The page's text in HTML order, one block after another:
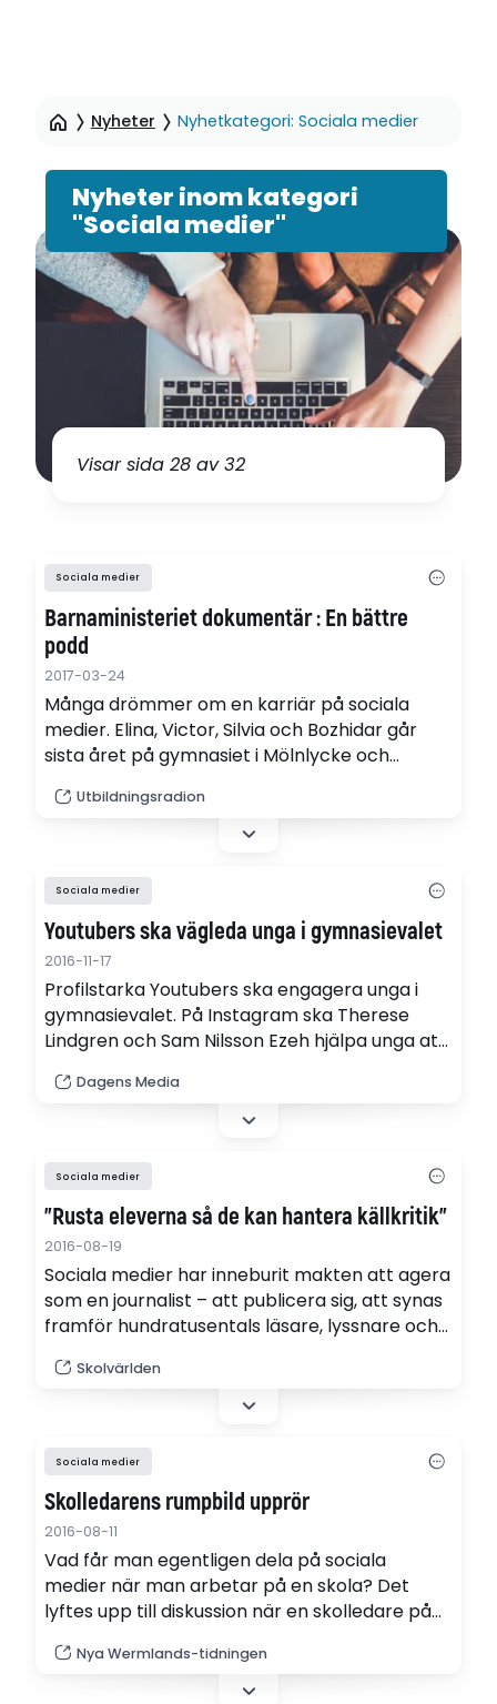
sidinnehåll
Nyheter Nyhetkategori: Sociala medier
Nyheter inom kategori
"Sociala medier"
Visar sida 28 av 32
Sociala medier
Barnaministeriet dokumentär : En bättre
podd
2017-03-24
Många drömmer om en karriär på sociala
medier. Elina, Victor, Silvia och Bozhidar går
sista året på gymnasiet i Mölnlycke och
som heter "En bättre podd". Det är en podd
där de ofiltrerat delar med sig av sina liv.
Utbildningsradion
Sociala medier
Youtubers ska vägleda unga i gymnasievalet
2016-11-17
Profilstarka Youtubers ska engagera unga i
gymnasievalet. På Instagram ska Therese
Lindgren och Sam Nilsson Ezeh hjälpa unga att
Dagens Media
Sociala medier
”Rusta eleverna så de kan hantera källkritik”
2016-08-19
Sociala medier har inneburit makten att agera
som en journalist – att publicera sig, att synas
framför hundratusentals läsare, lyssnare och
ungdomar så de kan hantera den makten,
skriver frilansjournalisten Jack Werner.
Skolvärlden
Sociala medier
Skolledarens rumpbild upprör
2016-08-11
Vad får man egentligen dela på sociala
medier när man arbetar på en skola? Det
lyftes upp till diskussion när en skolledare på
bild på en rumpa.
Nya Wermlands-tidningen